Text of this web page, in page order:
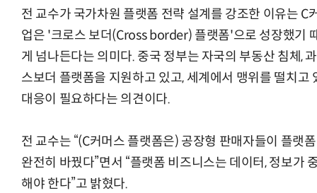
전 교수가 국가차원 플랫폼 전략 설계를 강조한 이유는 C
업은 '크로스 보더(Cross border) 플랫폼'으로 성장했기
게 넘나든다는 의미다. 중국 정부는 자국의 부동산 침체,
스보더 플랫폼을 지원하고 있고, 세계에서 맹위를 떨치고
대응이 필요하다는 의견이다.
전 교수는 “(C커머스 플랫폼은) 공장형 판매자들이 플랫
완전히 바꿨다”면서 “플랫폼 비즈니스는 데이터, 정보가
해야 한다”고 밝혔다.